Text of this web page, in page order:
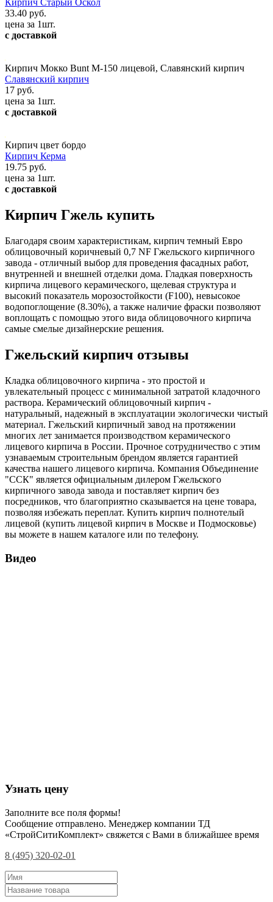
Кирпич Старый Оскол
33.40 руб.
цена за 1шт.
с доставкой
Кирпич Мокко Bunt М-150 лицевой, Славянский кирпич
Славянский кирпич
17 руб.
цена за 1шт.
с доставкой
Кирпич цвет бордо
Кирпич Керма
19.75 руб.
цена за 1шт.
с доставкой
Кирпич Гжель купить
Благодаря своим характеристикам, кирпич темный Евро
облицовочный коричневый 0,7 NF Гжельского кирпичного
завода - отличный выбор для проведения фасадных работ,
внутренней и внешней отделки дома. Гладкая поверхность
кирпича лицевого керамического, щелевая структура и
высокий показатель морозостойкости (F100), невысокое
водопоглощение (8.30%), а также наличие фраски позволяют
воплощать c помощью этого вида облицовочного кирпича
самые смелые дизайнерские решения.
Гжельский кирпич отзывы
Кладка облицовочного кирпича - это простой и
увлекательный процесс с минимальной затратой кладочного
раствора. Керамический облицовочный кирпич -
натуральный, надежный в эксплуатации экологически чистый
материал. Гжельский кирпичный завод на протяжении
многих лет занимается производством керамического
лицевого кирпича в России. Прочное сотрудничество с этим
узнаваемым строительным брендом является гарантией
качества нашего лицевого кирпича. Компания Объединение
"ССК" является официальным дилером Гжельского
кирпичного завода завода и поставляет кирпич без
посредников, что благоприятно сказывается на цене товара,
позволяя избежать переплат. Купить кирпич полнотелый
лицевой (купить лицевой кирпич в Москве и Подмосковье)
вы можете в нашем каталоге или по телефону.
Видео
Узнать цену
Заполните все поля формы!
Сообщение отправлено. Менеджер компании ТД
«СтройСитиКомплект» свяжется с Вами в ближайшее время
8 (495) 320-02-01